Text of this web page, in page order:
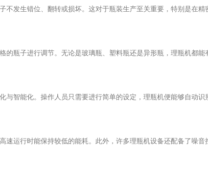
发生错位、翻转或损坏。这对于瓶装生产至关重要，特别是在精
瓶子进行调节。无论是玻璃瓶、塑料瓶还是异形瓶，理瓶机都
智能化。操作人员只需要进行简单的设定，理瓶机便能够自动识
运行时能保持较低的能耗。此外，许多理瓶机设备还配备了噪